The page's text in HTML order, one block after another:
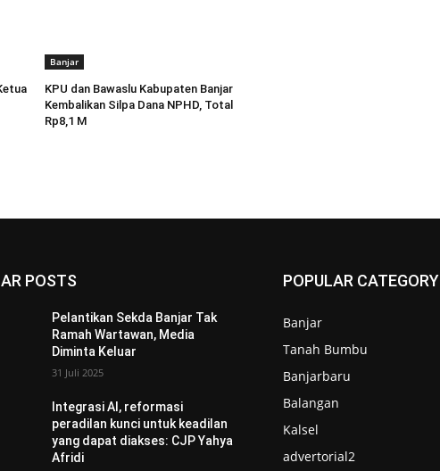
Banjar
KPU dan Bawaslu Kabupaten Banjar
Kembalikan Silpa Dana NPHD, Total
Rp8,1 M
POSTS
Pelantikan Sekda Banjar Tak
Ramah Wartawan, Media
Diminta Keluar
31 Juli 2025
Integrasi AI, reformasi
peradilan kunci untuk keadilan
yang dapat diakses: CJP Yahya
Afridi
POPULAR CATEGORY
Banjar
Tanah Bumbu
Banjarbaru
Balangan
Kalsel
advertorial2